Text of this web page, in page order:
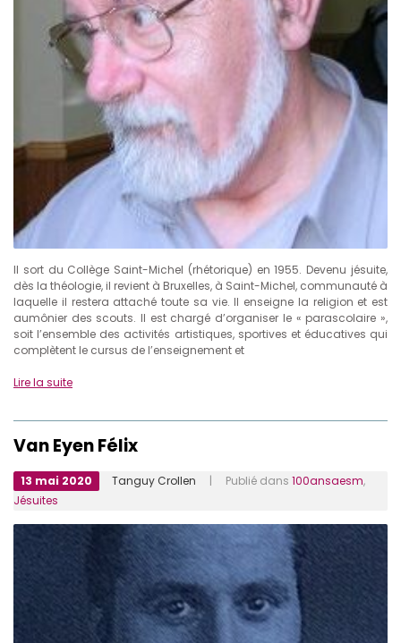
Il sort du Collège Saint-Michel (rhétorique) en 1955. Devenu jésuite,
dès la théologie, il revient à Bruxelles, à Saint-Michel, communauté à
laquelle il restera attaché toute sa vie. Il enseigne la religion et est
aumônier des scouts. Il est chargé d’organiser le « parascolaire »,
soit l’ensemble des activités artistiques, sportives et éducatives qui
complètent le cursus de l’enseignement et
Lire la suite
Van Eyen Félix
13 mai 2020 Tanguy Crollen | Publié dans 100ansaesm,
Jésuites